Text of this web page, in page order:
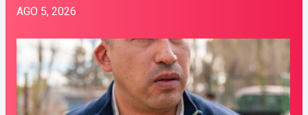
AGO 5, 2026